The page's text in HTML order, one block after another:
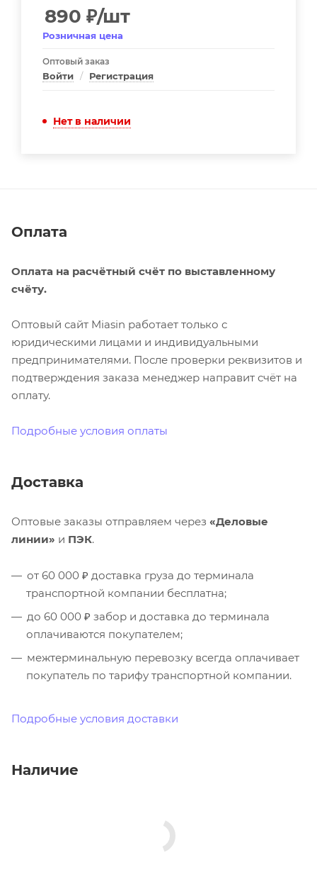
890 ₽/шт
Розничная цена
Оптовый заказ
Войти / Регистрация
Нет в наличии
Оплата
Оплата на расчётный счёт по выставленному
счёту.
Оптовый сайт Miasin работает только с
юридическими лицами и индивидуальными
предпринимателями. После проверки реквизитов и
подтверждения заказа менеджер направит счёт на
оплату.
Подробные условия оплаты
Доставка
Оптовые заказы отправляем через «Деловые
линии» и ПЭК.
от 60 000 ₽ доставка груза до терминала
транспортной компании бесплатна;
до 60 000 ₽ забор и доставка до терминала
оплачиваются покупателем;
межтерминальную перевозку всегда оплачивает
покупатель по тарифу транспортной компании.
Подробные условия доставки
Наличие